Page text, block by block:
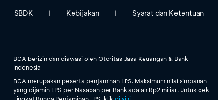
SBDK | Kebijakan | Syarat dan Ketentuan
BCA berizin dan diawasi oleh Otoritas Jasa Keuangan & Bank
Indonesia
BCA merupakan peserta penjaminan LPS. Maksimum nilai simpanan
yang dijamin LPS per Nasabah per Bank adalah Rp2 miliar. Untuk cek
Tingkat Bunga Penjaminan LPS, klik di sini